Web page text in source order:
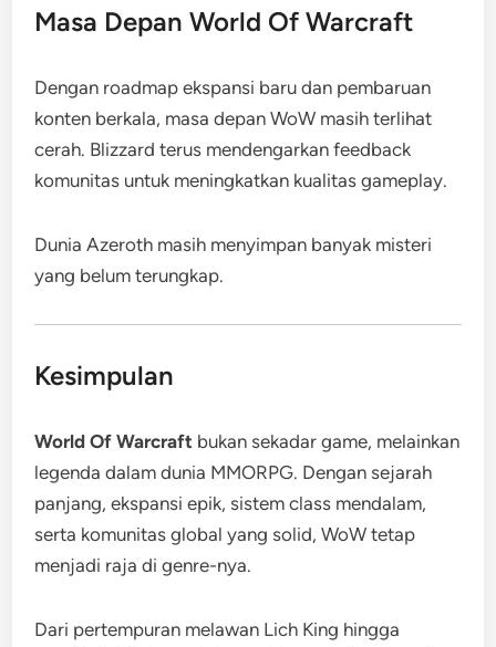
Masa Depan World Of Warcraft
Dengan roadmap ekspansi baru dan pembaruan
konten berkala, masa depan WoW masih terlihat
cerah. Blizzard terus mendengarkan feedback
komunitas untuk meningkatkan kualitas gameplay.
Dunia Azeroth masih menyimpan banyak misteri
yang belum terungkap.
Kesimpulan
World Of Warcraft bukan sekadar game, melainkan
legenda dalam dunia MMORPG. Dengan sejarah
panjang, ekspansi epik, sistem class mendalam,
serta komunitas global yang solid, WoW tetap
menjadi raja di genre-nya.
Dari pertempuran melawan Lich King hingga